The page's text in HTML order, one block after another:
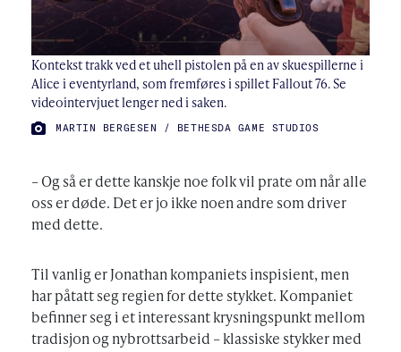
Kontekst trakk ved et uhell pistolen på en av skuespillerne i
Alice i eventyrland, som fremføres i spillet Fallout 76. Se
videointervjuet lenger ned i saken.
FOTO:
MARTIN BERGESEN / BETHESDA GAME STUDIOS
– Og så er dette kanskje noe folk vil prate om når alle
oss er døde. Det er jo ikke noen andre som driver
med dette.
Til vanlig er Jonathan kompaniets inspisient, men
har påtatt seg regien for dette stykket. Kompaniet
befinner seg i et interessant krysningspunkt mellom
tradisjon og nybrottsarbeid – klassiske stykker med